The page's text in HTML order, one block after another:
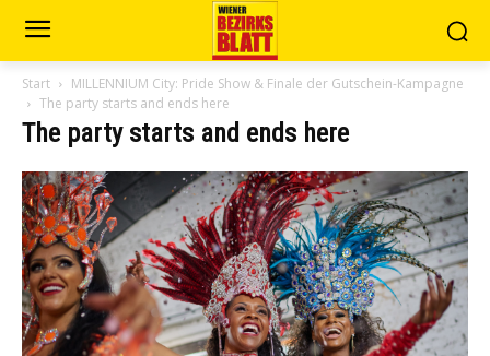
Start
MILLENNIUM City: Pride Show & Finale der Gutschein-Kampagne
The party starts and ends here
The party starts and ends here